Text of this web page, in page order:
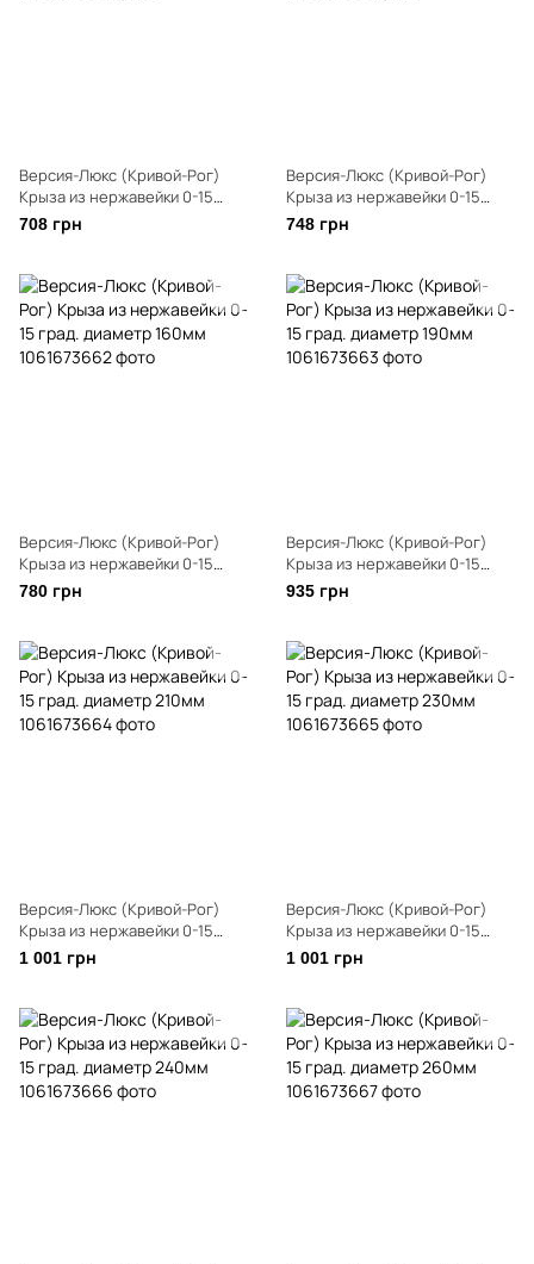
Версия-Люкс (Кривой-Рог)
Крыза из нержавейки 0-15
град. диаметр 140мм
708 грн
Версия-Люкс (Кривой-Рог)
Крыза из нержавейки 0-15
град. диаметр 150мм
748 грн
Версия-Люкс (Кривой-Рог)
Крыза из нержавейки 0-15
град. диаметр 160мм
780 грн
Версия-Люкс (Кривой-Рог)
Крыза из нержавейки 0-15
град. диаметр 190мм
935 грн
Версия-Люкс (Кривой-Рог)
Крыза из нержавейки 0-15
град. диаметр 210мм
1 001 грн
Версия-Люкс (Кривой-Рог)
Крыза из нержавейки 0-15
град. диаметр 230мм
1 001 грн